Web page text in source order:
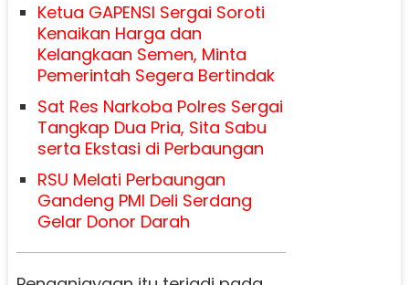
Ketua GAPENSI Sergai Soroti
Kenaikan Harga dan
Kelangkaan Semen, Minta
Pemerintah Segera Bertindak
Sat Res Narkoba Polres Sergai
Tangkap Dua Pria, Sita Sabu
serta Ekstasi di Perbaungan
RSU Melati Perbaungan
Gandeng PMI Deli Serdang
Gelar Donor Darah